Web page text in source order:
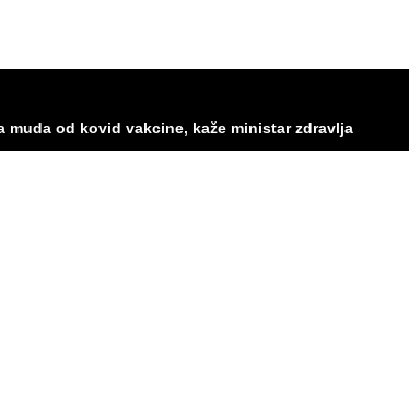
muda od kovid vakcine, kaže ministar zdravlja